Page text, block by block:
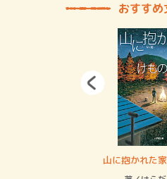
おすす
山に抱かれた